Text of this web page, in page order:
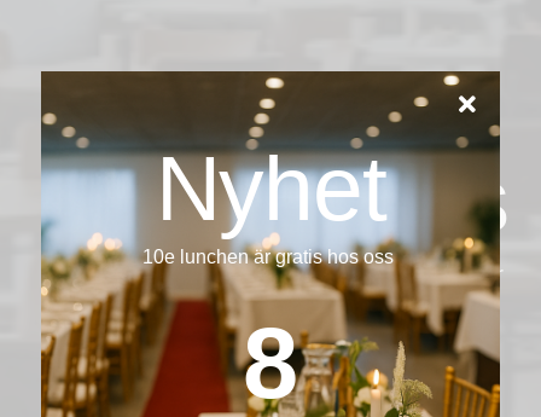
Lunch | Catering | Event
Tuvängens
Dagens lunch lagad från grunden. Catering för
små och stora sällskap, med leverans i
Södertälje.
Nyhet
10e lunchen är gratis hos oss
10